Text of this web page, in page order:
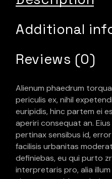
Additional
Reviews (0)
Alienum phaedrum
periculis ex, nihil
euripidis, hinc partem ei
aperiri consequat an.
pertinax sensibus id,
facilisis urbanitas
definiebas, eu qui purto
interpretaris pro, alia